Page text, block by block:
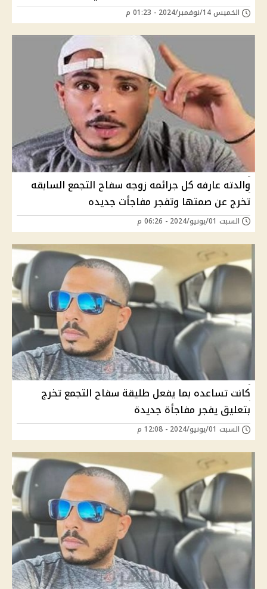
الخميس 14/نوفمبر/2024 - 01:23 م
والدته عارفه كل جرائمه زوجه سفاح التجمع السابقه
تخرج عن صمتها وتفجر مفاجأت جديده
السبت 01/يونيو/2024 - 06:26 م
كانت تساعده بما يفعل طليقة سفاح التجمع تخرج
بتعليق يفجر مفاجأة جديدة
السبت 01/يونيو/2024 - 12:08 م